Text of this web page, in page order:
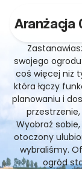
Aranżacja
swojego
coś więcej niż
która łączy
planowaniu i
Wyobraź
otoczony
wybraliśmy.
ogród